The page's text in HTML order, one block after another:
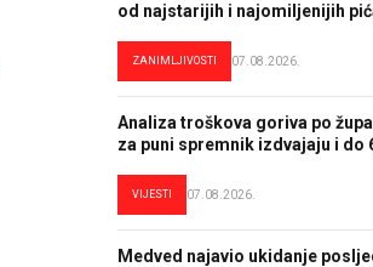
od najstarijih i najomiljenijih
ZANIMLJIVOSTI 07.08.2026.
Analiza troškova goriva po
za puni spremnik izdvajaju i do
VIJESTI 07.08.2026.
Medved najavio ukidanje